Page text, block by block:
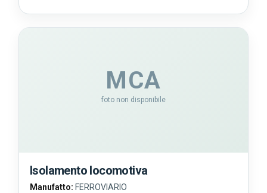
MCA
foto non disponibile
Isolamento locomotiva
Manufatto: FERROVIARIO